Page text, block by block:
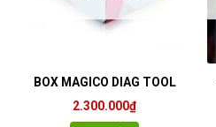
BOX MAGICO DIAG TOOL
2.300.000₫